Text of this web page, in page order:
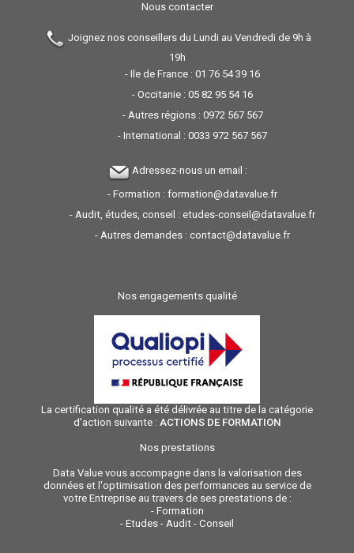
Nous contacter
Joignez nos conseillers du Lundi au Vendredi de 9h à
19h
- Ile de France : 01 76 54 39 16
- Occitanie : 05 82 95 54 16
- Autres régions : 0972 567 567
- International : 0033 972 567 567
Adressez-nous un email :
- Formation : formation@datavalue.fr
- Audit, études, conseil : etudes-conseil@datavalue.fr
- Autres demandes : contact@datavalue.fr
Nos engagements qualité
La certification qualité a été délivrée au titre de la catégorie
d'action suivante : ACTIONS DE FORMATION
Nos prestations
Data Value vous accompagne dans la valorisation des
données et l'optimisation des performances au service de
votre Entreprise au travers de ses prestations de :
- Formation
- Etudes - Audit - Conseil